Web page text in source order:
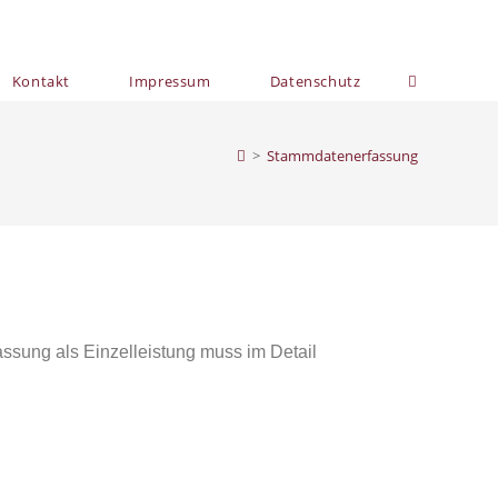
Kontakt Impressum Datenschutz
> Stammdatenerfassung
als Einzelleistung muss im Detail